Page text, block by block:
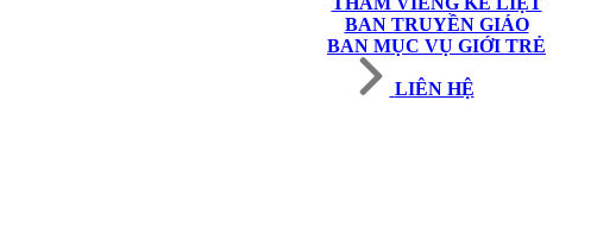
BAN TRUYỀN GIÁO
BAN MỤC VỤ GIỚI TRẺ
LIÊN HỆ